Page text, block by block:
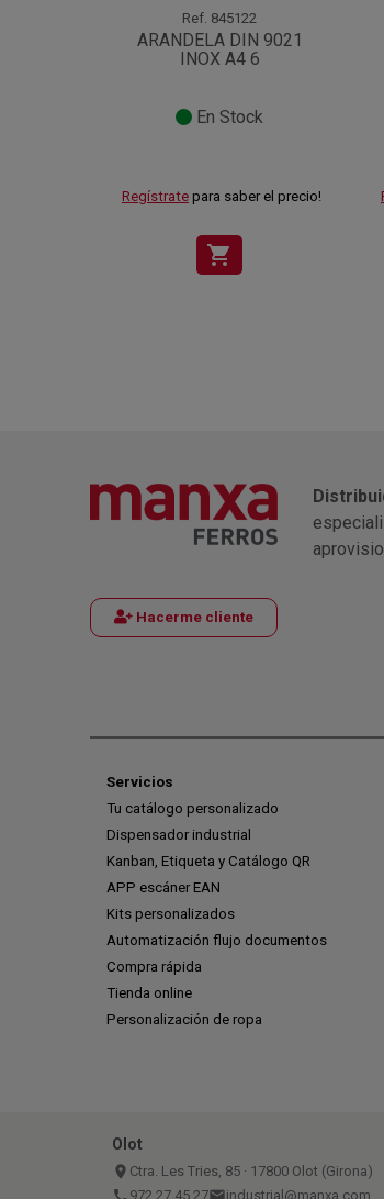
Ref. 845122
ARANDELA DIN 9021
INOX A4 6
En Stock
Regístrate para saber el precio!
shopping_cart
Hacerme cliente
Servicios
Tu catálogo personalizado
Dispensador industrial
Kanban, Etiqueta y Catálogo QR
APP escáner EAN
Kits personalizados
Automatización flujo documentos
Compra rápida
Tienda online
Personalización de ropa
Olot
place Ctra. Les Tries, 85 · 17800 Olot (Girona)
972 27 45 27 industrial@manxa.com